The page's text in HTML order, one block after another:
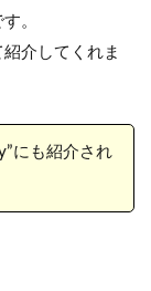
。
介してくれま
にも紹介され